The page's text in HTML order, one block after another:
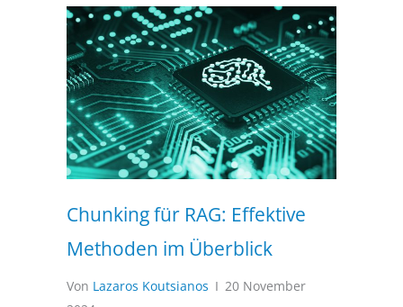
Chunking für RAG: Effektive
Methoden im Überblick
Von Lazaros Koutsianos I 20 November